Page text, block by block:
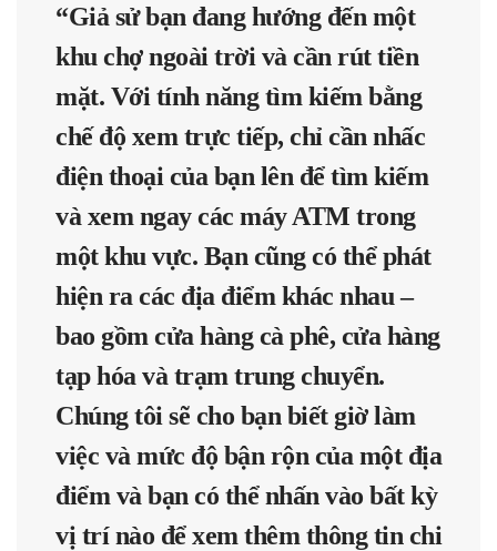
“Giả sử bạn đang hướng đến một
khu chợ ngoài trời và cần rút tiền
mặt. Với tính năng tìm kiếm bằng
chế độ xem trực tiếp, chỉ cần nhấc
điện thoại của bạn lên để tìm kiếm
và xem ngay các máy ATM trong
một khu vực. Bạn cũng có thể phát
hiện ra các địa điểm khác nhau –
bao gồm cửa hàng cà phê, cửa hàng
tạp hóa và trạm trung chuyển.
Chúng tôi sẽ cho bạn biết giờ làm
việc và mức độ bận rộn của một địa
điểm và bạn có thể nhấn vào bất kỳ
vị trí nào để xem thêm thông tin chi